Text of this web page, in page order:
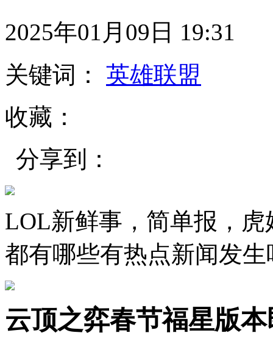
2025年01月09日
关键词：
英雄联盟
收藏：
分享到：
LOL新鲜事，简单报，
都有哪些有热点新闻发生
云顶之弈春节福星版